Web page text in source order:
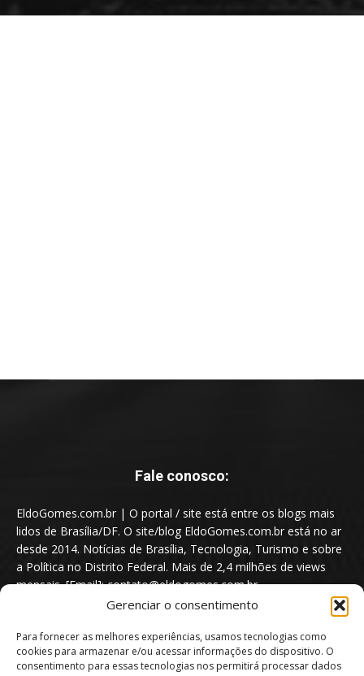
Gerenciar o consentimento
Para fornecer as melhores experiências, usamos tecnologias como
cookies para armazenar e/ou acessar informações do dispositivo. O
consentimento para essas tecnologias nos permitirá processar dados
Fale conosco:
EldoGomes.com.br | O portal / site está entre os blogs mais
lidos de Brasília/DF. O site/blog EldoGomes.com.br está no ar
desde 2014. Notícias de Brasília, Tecnologia, Turismo e sobre
a Política no Distrito Federal. Mais de 2,4 milhões de views
mensais. [Email]: contato@eldogomes.com.br